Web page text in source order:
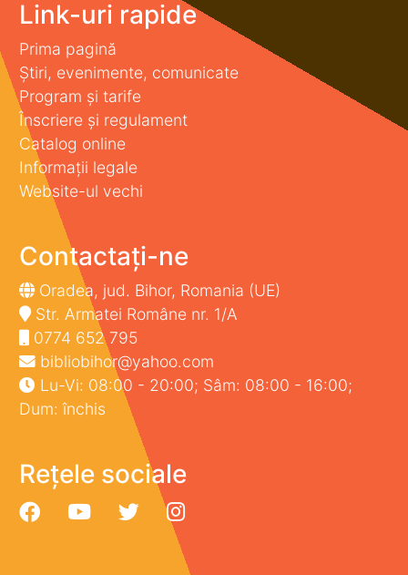
Link-uri rapide
Prima pagină
Știri, evenimente, comunicate
Program și tarife
Înscriere și regulament
Catalog online
Informații legale
Website-ul vechi
Contactați-ne
Oradea, jud. Bihor, Romania (UE)
Str. Armatei Române nr. 1/A
0774 652 795
bibliobihor@yahoo.com
Lu-Vi: 08:00 - 20:00; Sâm: 08:00 - 16:00;
Dum: închis
Rețele sociale